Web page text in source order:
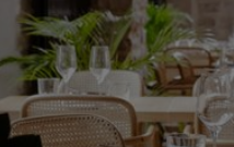
Restoranid, Moodne
Loe lähemalt
+372 6313001